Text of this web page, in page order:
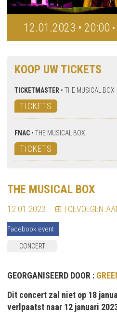
12.01.2023 • 20:00
KOOP UW TICKETS
TICKETMASTER • THE MUSICAL BOX
TICKETS
FNAC • THE MUSICAL BOX
TICKETS
THE MUSICAL BOX
12.01.2023 TOEVOEGEN
Facebook event
CONCERT
GEORGANISEERD DOOR :
Dit concert zal niet op 18
verlpaatst naar 12 januari